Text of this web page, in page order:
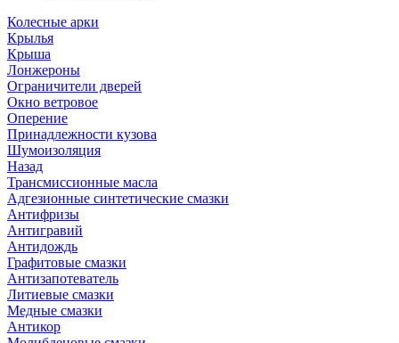
Колесные арки
Крылья
Крыша
Лонжероны
Ограничители дверей
Окно ветровое
Оперение
Принадлежности кузова
Шумоизоляция
Назад
Трансмиссионные масла
Адгезионные синтетические смазки
Антифризы
Антигравий
Антидождь
Графитовые смазки
Антизапотеватель
Литиевые смазки
Медные смазки
Антикор